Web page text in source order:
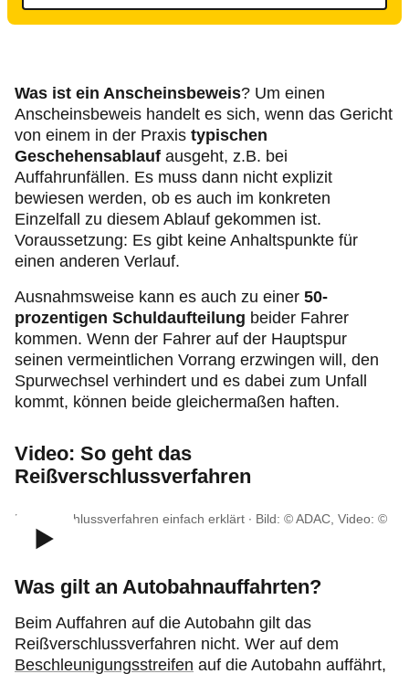
Was ist ein Anscheinsbeweis? Um einen
Anscheinsbeweis handelt es sich, wenn das Gericht
von einem in der Praxis typischen
Geschehensablauf ausgeht, z.B. bei
Auffahrunfällen. Es muss dann nicht explizit
bewiesen werden, ob es auch im konkreten
Einzelfall zu diesem Ablauf gekommen ist.
Voraussetzung: Es gibt keine Anhaltspunkte für
einen anderen Verlauf.
Ausnahmsweise kann es auch zu einer 50-
prozentigen Schuldaufteilung beider Fahrer
kommen. Wenn der Fahrer auf der Hauptspur
seinen vermeintlichen Vorrang erzwingen will, den
Spurwechsel verhindert und es dabei zum Unfall
kommt, können beide gleichermaßen haften.
Video: So geht das
Reißverschlussverfahren
Reißverschlussverfahren einfach erklärt ∙ Bild: © ADAC, Video: ©
ADAC e.V.
Was gilt an Autobahnauffahrten?
Beim Auffahren auf die Autobahn gilt das
Reißverschlussverfahren nicht. Wer auf dem
Beschleunigungsstreifen auf die Autobahn auffährt,